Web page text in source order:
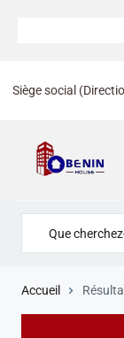
Siège social
Accueil